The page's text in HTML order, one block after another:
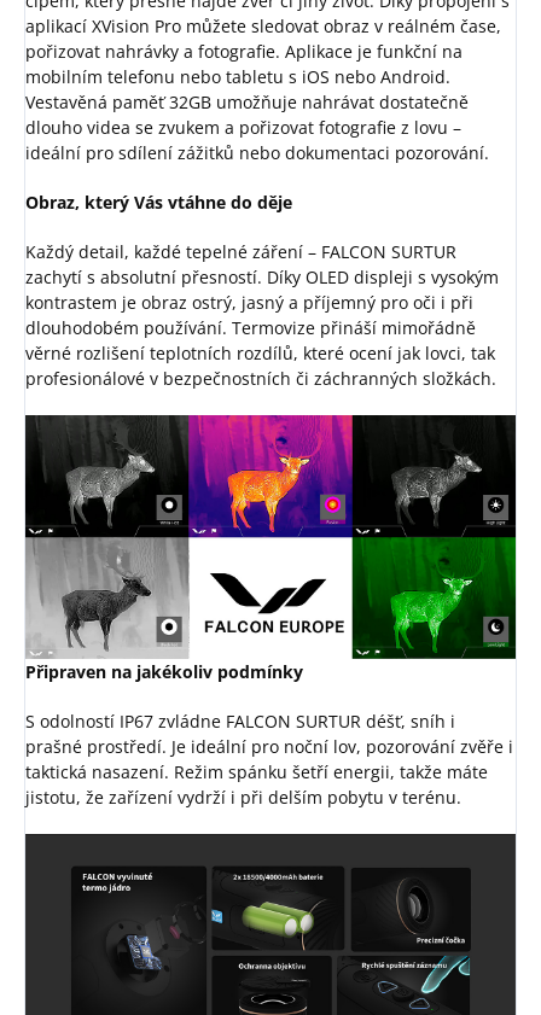
aplikací XVision Pro můžete sledovat obraz v reálném čase,
pořizovat nahrávky a fotografie. Aplikace je funkční na
mobilním telefonu nebo tabletu s iOS nebo Android.
Vestavěná paměť 32GB umožňuje nahrávat dostatečně
dlouho videa se zvukem a pořizovat fotografie z lovu –
ideální pro sdílení zážitků nebo dokumentaci pozorování.
Obraz, který Vás vtáhne do děje
Každý detail, každé tepelné záření – FALCON SURTUR
zachytí s absolutní přesností. Díky OLED displeji s vysokým
kontrastem je obraz ostrý, jasný a příjemný pro oči i při
dlouhodobém používání. Termovize přináší mimořádně
věrné rozlišení teplotních rozdílů, které ocení jak lovci, tak
profesionálové v bezpečnostních či záchranných složkách.
Připraven na jakékoliv podmínky
S odolností IP67 zvládne FALCON SURTUR déšť, sníh i
prašné prostředí. Je ideální pro noční lov, pozorování zvěře i
taktická nasazení. Režim spánku šetří energii, takže máte
jistotu, že zařízení vydrží i při delším pobytu v terénu.